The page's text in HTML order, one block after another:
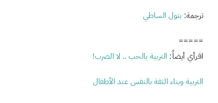
ترجمة: بتول الساطي
=====
اقرأي أيضاً: التربية بالحب .. لا الضرب!
التربية وبناء الثقة بالنفس عند الأطفال